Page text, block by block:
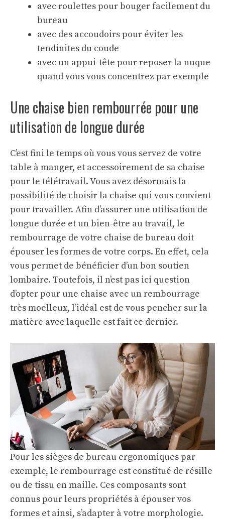
avec roulettes pour bouger facilement du
bureau
avec des accoudoirs pour éviter les
tendinites du coude
avec un appui-tête pour reposer la nuque
quand vous vous concentrez par exemple
Une chaise bien rembourrée pour une
utilisation de longue durée
C’est fini le temps où vous vous servez de votre
table à manger, et accessoirement de sa chaise
pour le télétravail. Vous avez désormais la
possibilité de choisir la chaise qui vous convient
pour travailler. Afin d’assurer une utilisation de
longue durée et un bien-être au travail, le
rembourrage de votre chaise de bureau doit
épouser les formes de votre corps. En effet, cela
vous permet de bénéficier d’un bon soutien
lombaire. Toutefois, il n’est pas ici question
d’opter pour une chaise avec un rembourrage
très moelleux, l’idéal est de vous pencher sur la
matière avec laquelle est fait ce dernier.
Pour les sièges de bureau ergonomiques par
exemple, le rembourrage est constitué de résille
ou de tissu en maille. Ces composants sont
connus pour leurs propriétés à épouser vos
formes et ainsi, s’adapter à votre morphologie.